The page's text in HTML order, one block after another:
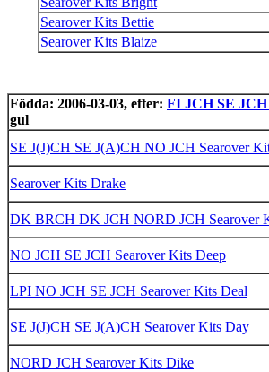
Searover Kits Bettie
Searover Kits Blaize
Födda: 2006-03-03, efter: FI JCH SE
gul
SE J(J)CH SE J(A)CH NO JCH Searover
Searover Kits Drake
DK BRCH DK JCH NORD JCH Searover
NO JCH SE JCH Searover Kits Deep
LPI NO JCH SE JCH Searover Kits Deal
SE J(J)CH SE J(A)CH Searover Kits Day
NORD JCH Searover Kits Dike